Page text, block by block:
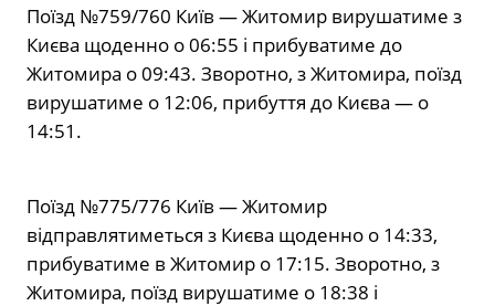
Поїзд №759/760 Київ — Житомир вирушатиме з
Києва щоденно о 06:55 і прибуватиме до
Житомира о 09:43. Зворотно, з Житомира, поїзд
вирушатиме о 12:06, прибуття до Києва — о
14:51.
Поїзд №775/776 Київ — Житомир
відправлятиметься з Києва щоденно о 14:33,
прибуватиме в Житомир о 17:15. Зворотно, з
Житомира, поїзд вирушатиме о 18:38 і